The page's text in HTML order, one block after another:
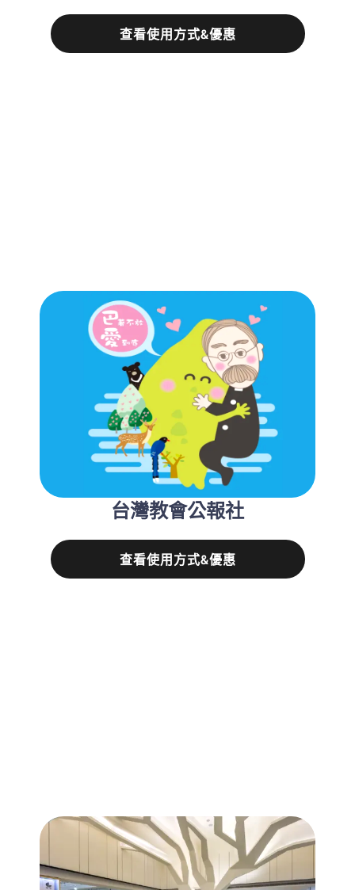
查看使用方式&優惠
台灣教會公報社
查看使用方式&優惠